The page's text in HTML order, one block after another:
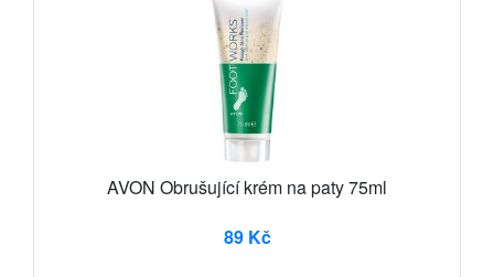
AVON Obrušující krém na paty 75ml
89 Kč